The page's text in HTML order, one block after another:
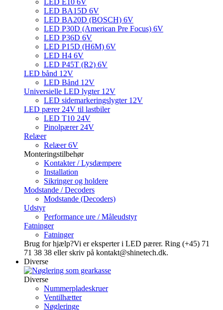
LED E10 6V
LED BA15D 6V
LED BA20D (BOSCH) 6V
LED P30D (American Pre Focus) 6V
LED P36D 6V
LED P15D (H6M) 6V
LED H4 6V
LED P45T (R2) 6V
LED bånd 12V
LED Bånd 12V
Universielle LED lygter 12V
LED sidemarkeringslygter 12V
LED pærer 24V til lastbiler
LED T10 24V
Pinolpærer 24V
Relæer
Relæer 6V
Monteringstilbehør
Kontakter / Lysdæmpere
Installation
Sikringer og holdere
Modstande / Decoders
Modstande (Decoders)
Udstyr
Performance ure / Måleudstyr
Fatninger
Fatninger
Brug for hjælp?Vi er eksperter i LED pærer. Ring (+45) 71
71 38 38 eller skriv på kontakt@shinetech.dk.
Diverse
Diverse
Nummerpladeskruer
Ventilhætter
Nøgleringe